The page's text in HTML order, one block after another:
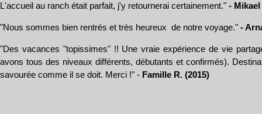
L'accueil au ranch était parfait, j'y retournerai certainement." - Mikael
"Nous sommes bien rentrés et très heureux de notre voyage." -
"Des vacances "topissimes" !! Une vraie expérience de vie
avons tous des niveaux différents, débutants et confirmés).
savourée comme il se doit. Merci !" - Famille R. (2015)